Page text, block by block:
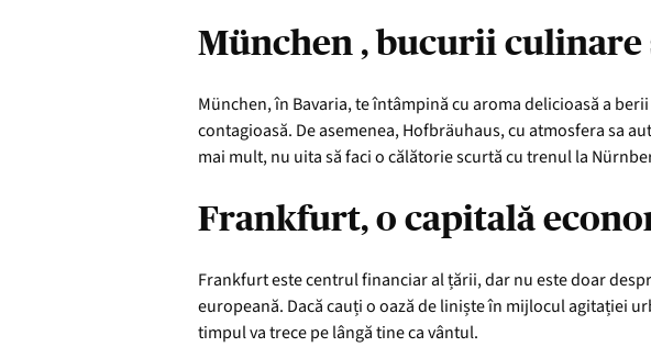
München , bucurii
München, în Bavaria, te întâmpină cu aroma delicioasă a
contagioasă. De asemenea, Hofbräuhaus, cu atmosfera sa
mai mult, nu uita să faci o călătorie scurtă cu trenul la
Frankfurt, o capitală
Frankfurt este centrul financiar al țării, dar nu este doar
europeană. Dacă cauți o oază de liniște în mijlocul agitației
timpul va trece pe lângă tine ca vântul.